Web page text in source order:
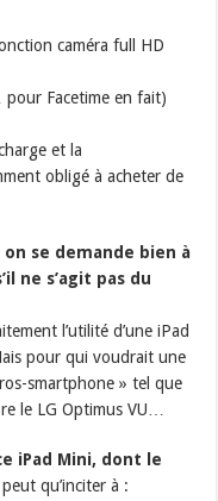
caméra full HD
Facetime en fait)
et la
obligé à acheter de
on se demande bien à
ne s’agit pas du
l’utilité d’une iPad
pour qui voudrait une
smartphone » tel que
le LG Optimus VU…
iPad Mini, dont le
qu’inciter à :